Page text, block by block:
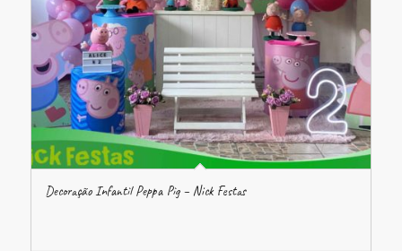
Decoração Infantil Peppa Pig – Nick Festas